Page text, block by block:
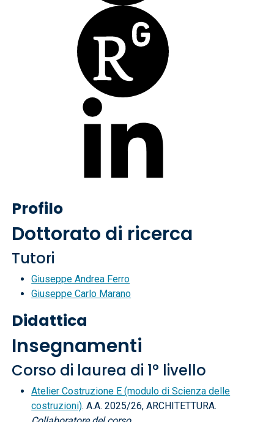
Profilo
Dottorato di ricerca
Tutori
Giuseppe Andrea Ferro
Giuseppe Carlo Marano
Didattica
Insegnamenti
Corso di laurea di 1° livello
Atelier Costruzione E (modulo di Scienza delle
costruzioni). A.A. 2025/26, ARCHITETTURA.